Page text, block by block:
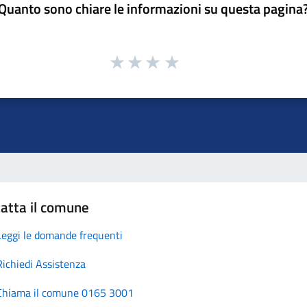
sono chiare le informazioni su questa
il comune
le domande frequenti
Assistenza
il comune 0165 3001